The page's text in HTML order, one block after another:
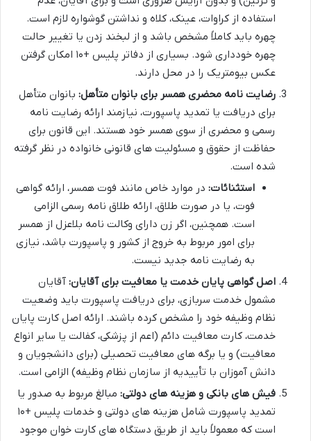
استفاده از کراوات، عینک، کلاه و نداشتن گوشواره لازم است.
چهره باید کاملاً مشخص باشد و از لبخند زدن یا تغییر حالت
چهره خودداری شود. بسیاری از دفاتر پلیس +۱۰ امکان گرفتن
عکس بیومتریک را در محل دارند.
رضایت نامه محضری همسر برای بانوان متأهل: بانوان متأهل
برای دریافت یا تمدید پاسپورت، نیازمند ارائه رضایت نامه
رسمی و محضری از سوی همسر خود هستند. این قانون برای
حفاظت از حقوق و مسئولیت های قانونی خانواده در نظر گرفته
شده است.
استثنائات: در موارد خاص مانند فوت همسر، ارائه گواهی
فوت، یا در صورت طلاق، ارائه طلاق نامه رسمی الزامی
است. همچنین، اگر زن دارای وکالت نامه بلاعزل از همسر
برای امور مربوط به خروج از کشور و پاسپورت باشد، نیازی
به رضایت نامه جدید نیست.
اصل گواهی پایان خدمت یا معافیت برای آقایان: آقایان
مشمول خدمت سربازی، برای دریافت پاسپورت باید وضعیت
نظام وظیفه خود را مشخص کرده باشند. ارائه اصل کارت پایان
خدمت، کارت معافیت دائم (اعم از پزشکی، کفالت یا سایر انواع
معافیت) و یا برگه های معافیت تحصیلی (برای دانشجویان و
دانش آموزان با تأییدیه از سازمان نظام وظیفه) الزامی است.
فیش های بانکی و هزینه های دولتی: مبالغ مربوط به صدور یا
تمدید پاسپورت شامل هزینه های دولتی و خدمات پلیس +۱۰
است که معمولاً باید از طریق دستگاه های کارت خوان موجود